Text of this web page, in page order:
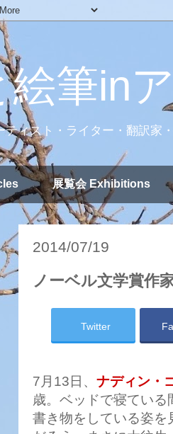
絵筆in
ティスト・ライター・翻訳家
展覧会 Exhibitions
2014/07/19
ノーベル文学賞作
Twitter
7月13日、 ナディン・
歳。ベッドで寝てい
書き物をしている姿を